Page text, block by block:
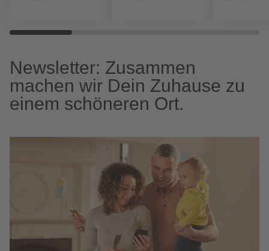
Newsletter: Zusammen
machen wir Dein Zuhause zu
einem schöneren Ort.